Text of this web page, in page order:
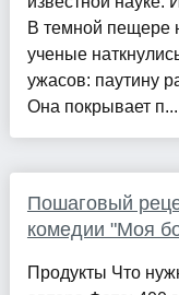
В темной пещере
ученые
ужасов: паутину
Она покрывает п...
Пошаговый
комедии "Моя
Продукты Что